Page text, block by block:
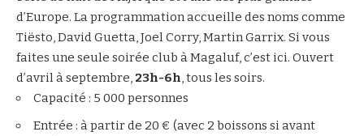
d’Europe. La programmation accueille des noms comme
Tiësto, David Guetta, Joel Corry, Martin Garrix. Si vous
faites une seule soirée club à Magaluf, c’est ici. Ouvert
d’avril à septembre, 23h-6h, tous les soirs.
Capacité : 5 000 personnes
Entrée : à partir de 20 € (avec 2 boissons si avant